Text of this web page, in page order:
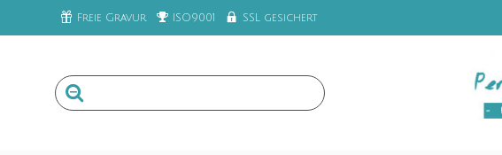
Freie Gravur ISO9001 SSL gesichert